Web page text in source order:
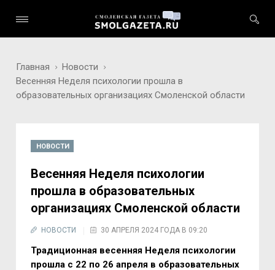
Главная
Новости
Весенняя Неделя психологии прошла в
образовательных организациях Смоленской области
НОВОСТИ
Весенняя Неделя психологии
прошла в образовательных
организациях Смоленской области
НОВОСТИ 30 АПРЕЛЯ 2024 ГОДА В 09:20
Традиционная весенняя Неделя психологии
прошла с 22 по 26 апреля в образовательных